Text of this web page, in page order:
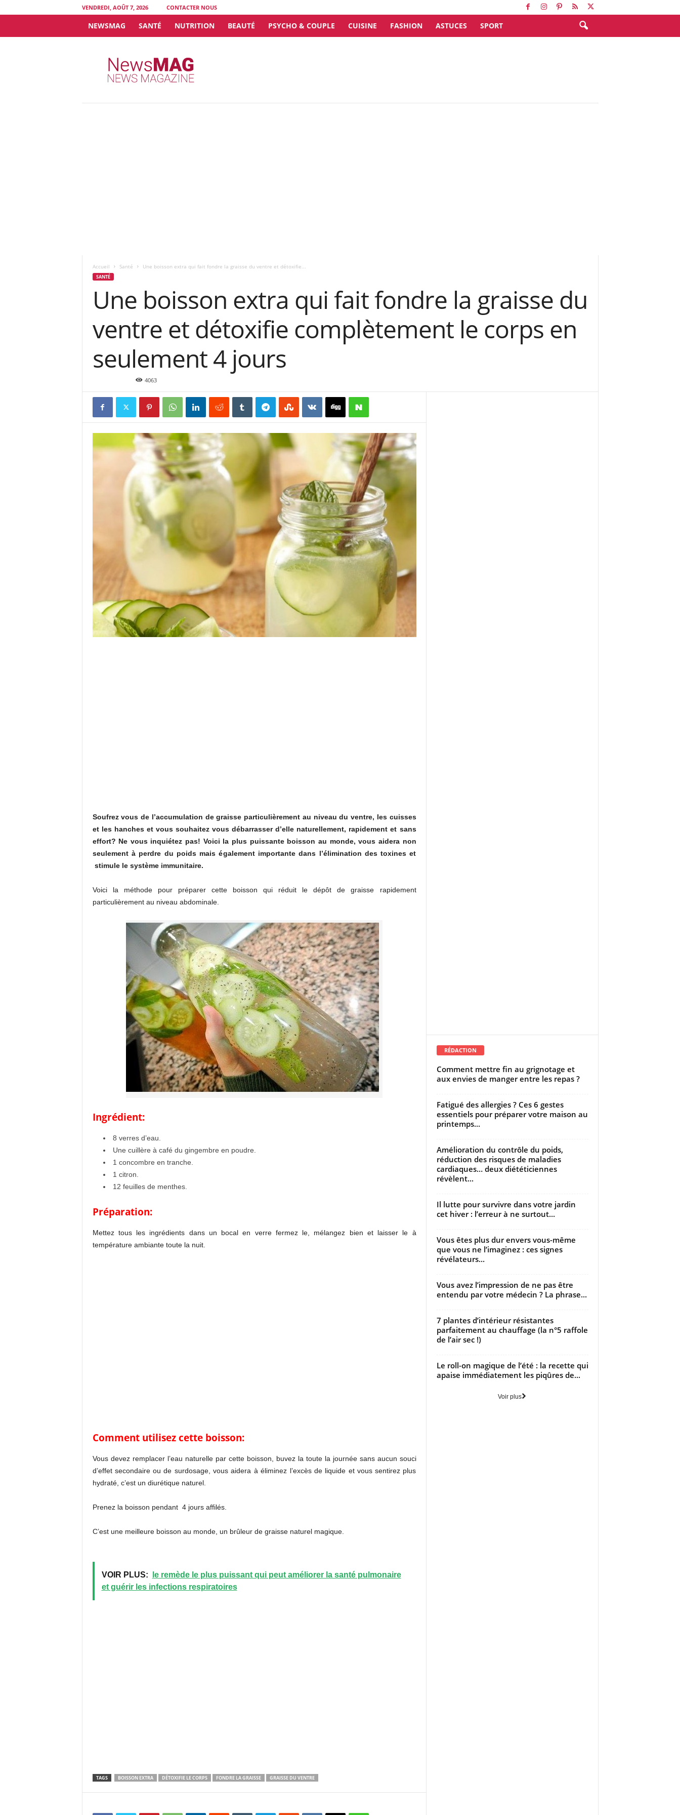
VENDREDI, AOÛT 7, 2026 CONTACTER NOUS
NEWSMAG SANTÉ NUTRITION BEAUTÉ PSYCHO & COUPLE CUISINE FASHION ASTUCES SPORT
Accueil Santé Une boisson extra qui fait fondre la graisse du ventre et détoxifie...
SANTÉ
Une boisson extra qui fait fondre la graisse du
ventre et détoxifie complètement le corps en
seulement 4 jours
4063
Soufrez vous de l’accumulation de graisse particulièrement au niveau du ventre, les cuisses
et les hanches et vous souhaitez vous débarrasser d’elle naturellement, rapidement et sans
effort? Ne vous inquiétez pas! Voici la plus puissante boisson au monde, vous aidera non
seulement à perdre du poids mais également importante dans l’élimination des toxines et
stimule le système immunitaire.
Voici la méthode pour préparer cette boisson qui réduit le dépôt de graisse rapidement
particulièrement au niveau abdominale.
Ingrédient:
8 verres d’eau.
Une cuillère à café du gingembre en poudre.
1 concombre en tranche.
1 citron.
12 feuilles de menthes.
Préparation:
Mettez tous les ingrédients dans un bocal en verre fermez le, mélangez bien et laisser le à
température ambiante toute la nuit.
Comment utilisez cette boisson:
Vous devez remplacer l’eau naturelle par cette boisson, buvez la toute la journée sans aucun souci
d’effet secondaire ou de surdosage, vous aidera à éliminez l’excès de liquide et vous sentirez plus
hydraté, c’est un diurétique naturel.
Prenez la boisson pendant 4 jours affilés.
C’est une meilleure boisson au monde, un brûleur de graisse naturel magique.
VOIR PLUS:
le remède le plus puissant qui peut améliorer la santé pulmonaire
et guérir les infections respiratoires
TAGS BOISSON EXTRA DÉTOXIFIE LE CORPS FONDRE LA GRAISSE GRAISSE DU VENTRE
RÉDACTION
Comment mettre fin au grignotage et
aux envies de manger entre les repas ?
Fatigué des allergies ? Ces 6 gestes
essentiels pour préparer votre maison au
printemps...
Amélioration du contrôle du poids,
réduction des risques de maladies
cardiaques… deux diététiciennes
révèlent...
Il lutte pour survivre dans votre jardin
cet hiver : l’erreur à ne surtout...
Vous êtes plus dur envers vous-même
que vous ne l’imaginez : ces signes
révélateurs...
Vous avez l’impression de ne pas être
entendu par votre médecin ? La phrase...
7 plantes d’intérieur résistantes
parfaitement au chauffage (la n°5 raffole
de l’air sec !)
Le roll-on magique de l’été : la recette qui
apaise immédiatement les piqûres de...
Voir plus